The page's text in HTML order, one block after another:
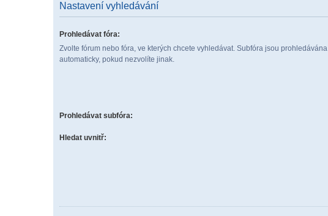
Nastavení vyhledávání
Prohledávat fóra:
Zvolte fórum nebo fóra, ve kterých chcete vyhledávat. Subfóra jsou prohledávána
automaticky, pokud nezvolíte jinak.
Prohledávat subfóra:
Hledat uvnitř: